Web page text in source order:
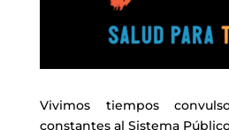
Vivimos tiempos
constantes al Sistema